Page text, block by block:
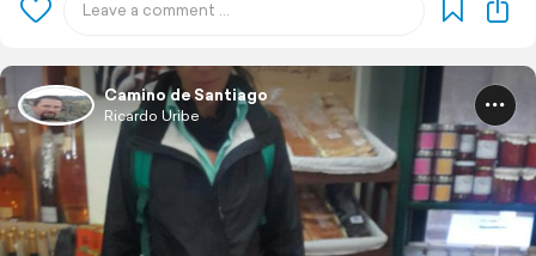
Camino de Santiago
Ricardo Uribe